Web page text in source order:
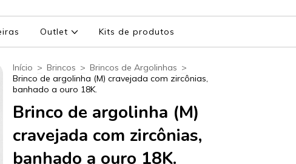
Outlet Kits de produtos
Início > Brincos > Brincos de Argolinhas >
Brinco de argolinha (M) cravejada com zircônias,
banhado a ouro 18K.
Brinco de argolinha (M)
cravejada com zircônias,
banhado a ouro 18K.